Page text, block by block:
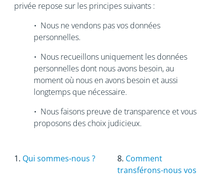
privée repose sur les principes suivants :
• Nous ne vendons pas vos données
personnelles.
• Nous recueillons uniquement les données
personnelles dont nous avons besoin, au
moment où nous en avons besoin et aussi
longtemps que nécessaire.
• Nous faisons preuve de transparence et vous
proposons des choix judicieux.
1. Qui sommes-nous ? 8. Comment
transférons-nous vos